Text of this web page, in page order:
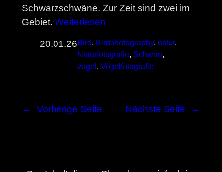
Schwarzschwäne. Zur Zeit sind zwei im
Gebiet. Weiterlesen
20.01.26Bird, Birdphotography, natur
Naturfotografie, Schwan
vogel , Vogelfotografie
← Vorherige Seite Nächste Seite →